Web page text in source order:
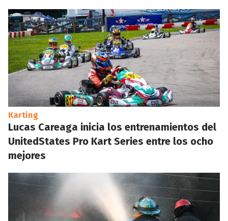
Karting
Lucas Careaga inicia los entrenamientos del
UnitedStates Pro Kart Series entre los ocho
mejores